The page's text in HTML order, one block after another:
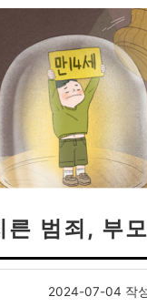
른 범죄, 부
2024-07-04 작